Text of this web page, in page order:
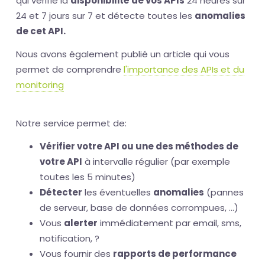
24 et 7 jours sur 7 et détecte toutes les anomalies
de cet API.
Nous avons également publié un article qui vous
permet de comprendre l'importance des APIs et du
monitoring
Notre service permet de:
Vérifier votre API ou une des méthodes de
votre API à intervalle régulier (par exemple
toutes les 5 minutes)
Détecter les éventuelles anomalies (pannes
de serveur, base de données corrompues, ...)
Vous alerter immédiatement par email, sms,
notification, ?
Vous fournir des rapports de performance